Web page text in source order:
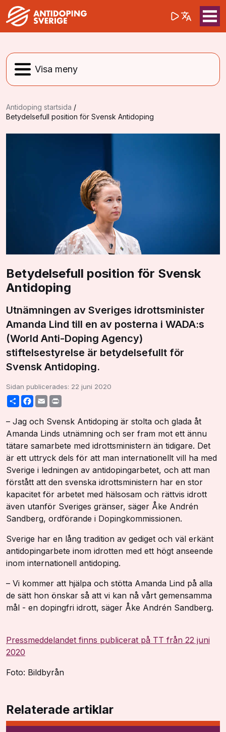
Sök på(opens in a
Antidoping startsida /
Betydelsefull position för Svensk Antidoping
Betydelsefull position för Svensk
Antidoping
Utnämningen av Sveriges idrottsminister
Amanda Lind till en av posterna i WADA:s
(World Anti-Doping Agency)
stiftelsestyrelse är betydelsefullt för
Svensk Antidoping.
Sidan publicerades: 22 juni 2020
ShareFacebook
Email
– Jag och Svensk Antidoping är stolta och glada åt
Amanda Linds utnämning och ser fram mot ett ännu
tätare samarbete med idrottsministern än tidigare. Det
är ett uttryck dels för att man internationellt vill ha med
Sverige i ledningen av antidopingarbetet, och att man
förstått att den svenska idrottsministern har en stor
kapacitet för arbetet med hälsosam och rättvis idrott
även utanför Sveriges gränser, säger Åke Andrén
Sandberg, ordförande i Dopingkommissionen.
Sverige har en lång tradition av gediget och väl erkänt
antidopingarbete inom idrotten med ett högt anseende
inom internationell antidoping.
– Vi kommer att hjälpa och stötta Amanda Lind på alla
de sätt hon önskar så att vi kan nå vårt gemensamma
mål - en dopingfri idrott, säger Åke Andrén Sandberg.
Pressmeddelandet finns publicerat på TT från 22 juni
2020
Foto: Bildbyrån
Relaterade artiklar